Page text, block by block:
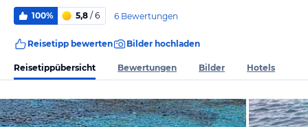
100% 5,8 / 6 6 Bewertungen
Reisetipp bewerten Bilder hochladen
Reisetippübersicht Bewertungen Bilder Hotels